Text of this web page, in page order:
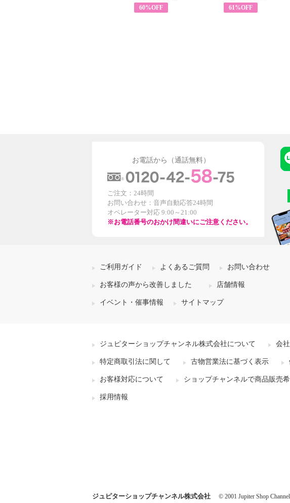
60%OFF
61%OFF
お電話から（通話無料）
ご注文：24時間
お問い合わせ：音声自動応答24時間
オペレーター対応 9:00～21:00
※お電話番号のおかけ間違いにご注意ください。
ご利用ガイド よくあるご質問 お問い合わせ
お客様の声から改善しました 店舗情報
イベント・催事情報 サイトマップ
ジュピターショップチャンネル株式会社について 会
特定商取引法に関して 古物営業法に基づく表示
お客様対応について ショップチャンネルで商品販売
採用情報
ジュピターショップチャンネル株式会社 © 2001 Jupiter Shop